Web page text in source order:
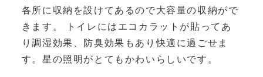
各所に収納を設けてあるので大容量の収納がで
きます。 トイレにはエコカラットが貼ってあ
り調湿効果、防臭効果もあり快適に過ごせま
す。星の照明がとてもかわいらしいです。